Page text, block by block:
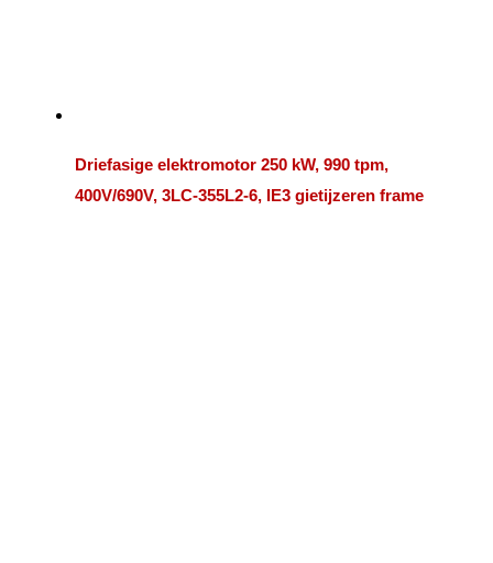
Driefasige elektromotor 250 kW, 990 tpm,
400V/690V, 3LC-355L2-6, IE3 gietijzeren frame